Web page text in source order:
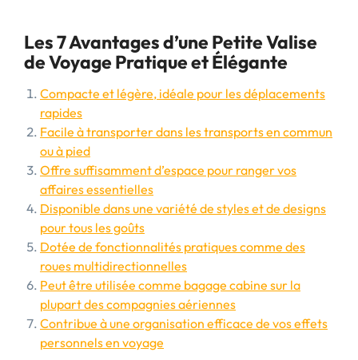
Les 7 Avantages d’une Petite Valise
de Voyage Pratique et Élégante
Compacte et légère, idéale pour les déplacements
rapides
Facile à transporter dans les transports en commun
ou à pied
Offre suffisamment d’espace pour ranger vos
affaires essentielles
Disponible dans une variété de styles et de designs
pour tous les goûts
Dotée de fonctionnalités pratiques comme des
roues multidirectionnelles
Peut être utilisée comme bagage cabine sur la
plupart des compagnies aériennes
Contribue à une organisation efficace de vos effets
personnels en voyage